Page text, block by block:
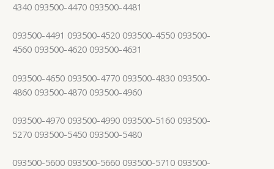
4340 093500-4470 093500-4481
093500-4491 093500-4520 093500-4550 093500-
4560 093500-4620 093500-4631
093500-4650 093500-4770 093500-4830 093500-
4860 093500-4870 093500-4960
093500-4970 093500-4990 093500-5160 093500-
5270 093500-5450 093500-5480
093500-5600 093500-5660 093500-5710 093500-